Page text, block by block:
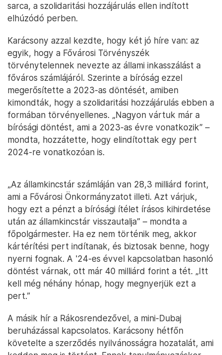
sarca, a szolidaritási hozzájárulás ellen indított
elhúzódó perben.
Karácsony azzal kezdte, hogy két jó híre van: az
egyik, hogy a Fővárosi Törvényszék
törvénytelennek nevezte az állami inkasszálást a
főváros számlájáról. Szerinte a bíróság ezzel
megerősítette a 2023-as döntését, amiben
kimondták, hogy a szolidaritási hozzájárulás ebben a
formában törvényellenes. „Nagyon vártuk már a
bírósági döntést, ami a 2023-as évre vonatkozik” –
mondta, hozzátette, hogy elindítottak egy pert
2024-re vonatkozóan is.
„Az államkincstár számláján van 28,3 milliárd forint,
ami a Fővárosi Önkormányzatot illeti. Azt várjuk,
hogy ezt a pénzt a bírósági ítélet írásos kihirdetése
után az államkincstár visszautalja” – mondta a
főpolgármester. Ha ez nem történik meg, akkor
kártérítési pert indítanak, és biztosak benne, hogy
nyerni fognak. A '24-es évvel kapcsolatban hasonló
döntést várnak, ott már 40 milliárd forint a tét. „Itt
kell még néhány hónap, hogy megnyerjük ezt a
pert.”
A másik hír a Rákosrendezővel, a mini-Dubaj
beruházással kapcsolatos. Karácsony hétfőn
követelte a szerződés nyilvánosságra hozatalát, ami